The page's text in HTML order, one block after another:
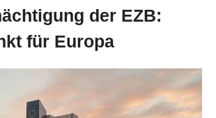
der EZB:
für Europa